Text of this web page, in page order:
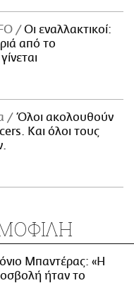
Οι εναλλακτικοί:
από το
Όλοι ακολουθούν
Και όλοι τους
Μπαντέρας: «Η
ήταν το